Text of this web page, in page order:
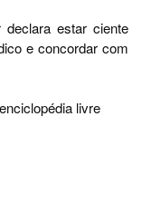
estar ciente
e concordar com